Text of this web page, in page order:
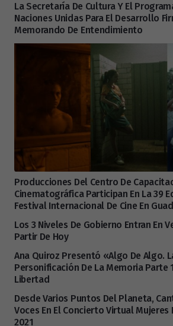
La Secretaría De Cultura Y El
Naciones Unidas Para El Desarrollo
Memorando De Entendimiento
Producciones Del Centro De
Cinematográfica Participan En La 39
Festival Internacional De Cine En
Los 3 Niveles De Gobierno Entran En
Partir De Hoy
Ana Quiroz Presentó «Algo De Algo.
Personificación De La Memoria Parte
Libertad
Desde Varios Puntos Del Planeta,
Voces En El Concierto Virtual Mujeres
2021